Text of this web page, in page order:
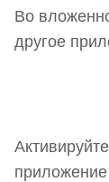
Во
другое